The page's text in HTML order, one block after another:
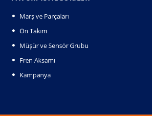
Marş ve Parçaları
Ön Takım
Müşür ve Sensör Grubu
Fren Aksamı
Kampanya